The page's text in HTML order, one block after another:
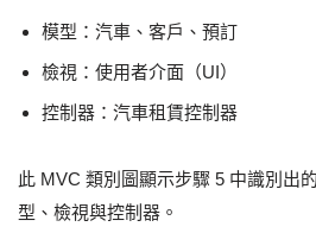
模型：汽車、客戶、預訂
檢視：使用者介面（UI）
控制器：汽車租賃控制器
此 MVC 類別圖顯示步驟 5 中識別出
型、檢視與控制器。